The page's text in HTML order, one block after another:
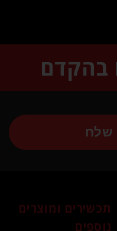
בהקדם
שלח
תכשירים ומוצרים
נוספים